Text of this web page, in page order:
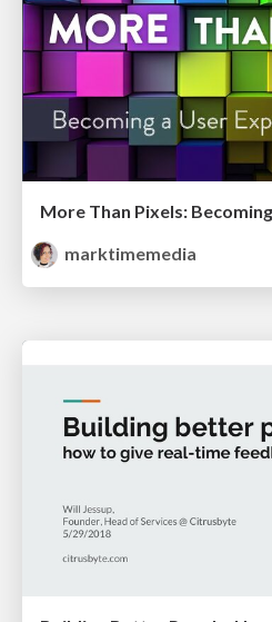
marktimemedia